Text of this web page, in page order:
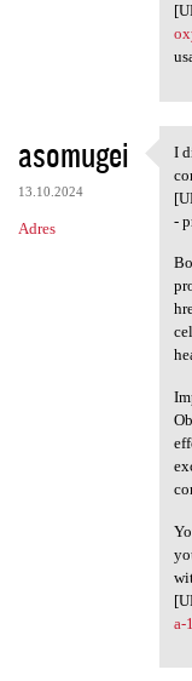
asomugei
13.10.2024
Adres
I
I
-
a-